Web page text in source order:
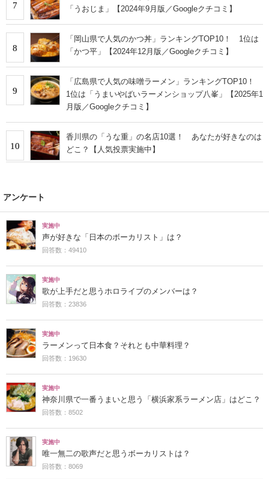
7
「うおじま」【2024年9月版／Googleクチコミ】
8
「岡山県で人気のかつ丼」ランキングTOP10！ 1位は
「かつ平」【2024年12月版／Googleクチコミ】
9
「広島県で人気の味噌ラーメン」ランキングTOP10！
1位は「うまいやばいラーメンショップ八峯」【2025年1
月版／Googleクチコミ】
10
香川県の「うな重」の名店10選！ あなたが好きなのは
どこ？【人気投票実施中】
アンケート
実施中
声が好きな「日本のボーカリスト」は？
回答数：49410
実施中
歌が上手だと思うホロライブのメンバーは？
回答数：23836
実施中
ラーメンって日本食？それとも中華料理？
回答数：19630
実施中
神奈川県で一番うまいと思う「横浜家系ラーメン店」はどこ？
回答数：8502
実施中
唯一無二の歌声だと思うボーカリストは？
回答数：8069